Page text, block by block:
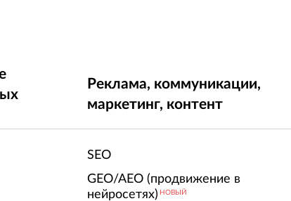
Реклама, коммуникации,
маркетинг, контент
SEO
GEO/AEO (продвижение в
нейросетях) НОВЫЙ